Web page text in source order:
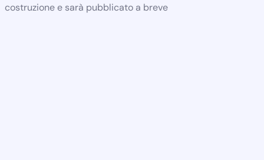
costruzione e sarà pubblicato a breve